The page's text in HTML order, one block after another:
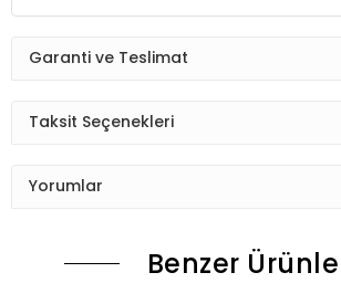
Garanti ve Teslimat
Taksit Seçenekleri
Yorumlar
Benzer